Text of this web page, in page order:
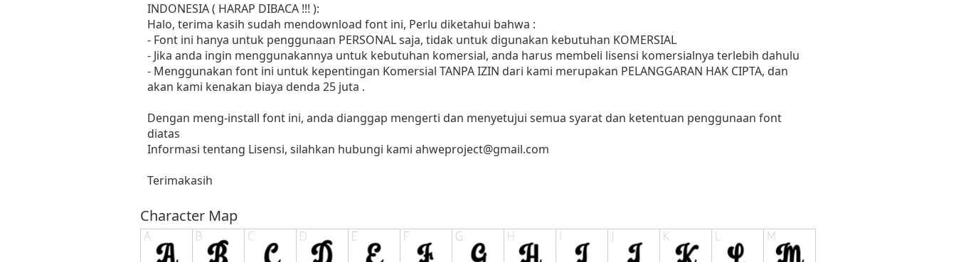
INDONESIA ( HARAP DIBACA !!! ):
Halo, terima kasih sudah mendownload font ini, Perlu diketahui bahwa :
- Font ini hanya untuk penggunaan PERSONAL saja, tidak untuk digunakan kebutuhan KOMERSIAL
- Jika anda ingin menggunakannya untuk kebutuhan komersial, anda harus membeli lisensi komersialnya terlebih dahulu
- Menggunakan font ini untuk kepentingan Komersial TANPA IZIN dari kami merupakan PELANGGARAN HAK CIPTA, dan
akan kami kenakan biaya denda 25 juta .
Dengan meng-install font ini, anda dianggap mengerti dan menyetujui semua syarat dan ketentuan penggunaan font
diatas
Informasi tentang Lisensi, silahkan hubungi kami ahweproject@gmail.com
Terimakasih
Character Map